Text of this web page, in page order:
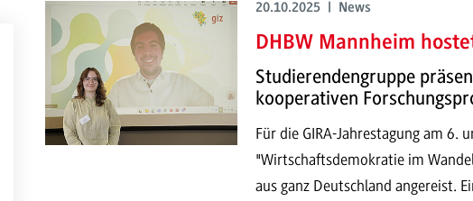
20.10.2025 | News
DHBW Mannheim
Studierendengruppe
kooperativen
Für die GIRA-Jahrestagung am 6.
"Wirtschaftsdemokratie im
aus ganz Deutschland angereist.